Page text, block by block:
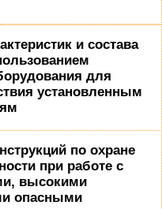
и состава
для
установленным
по охране
при работе с
высокими
опасными